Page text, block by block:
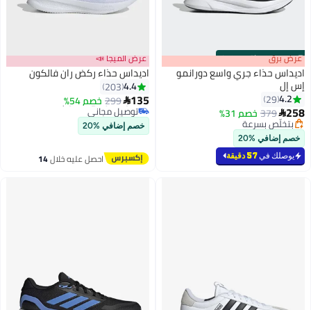
00m:00s
·باقي 100% عرض برق
اديداس حذاء جري واسع دورانمو
إس إل
4.2
29
258
379 خصم 31%
بتخلّص بسرعة
بتخلّص بسرعة
خصم إضافي %20
يوصلك في57 دقيقة
عرض الميجا 📣
اديداس حذاء ركض ران فالكون
4.4
203
135
299 خصم 54%
أقل سعر في 30 يوم
توصيل مجاني
أقل سعر في 30 يوم
خصم إضافي %20
احصل عليه خلال14